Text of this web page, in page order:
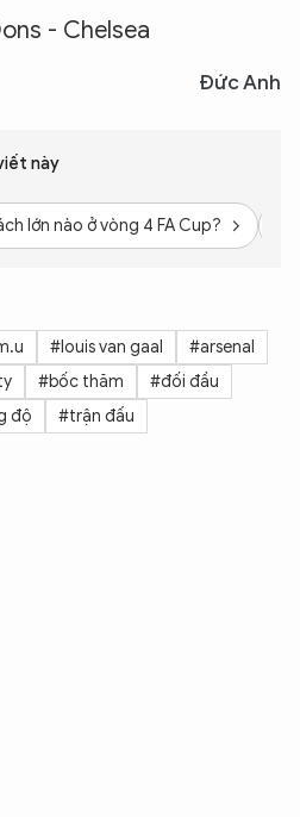
- Chelsea
Đức Anh
này
lớn nào ở vòng 4 FA Cup?
#louis van gaal
#arsenal
#bốc thăm
#đối đầu
độ #trận đấu